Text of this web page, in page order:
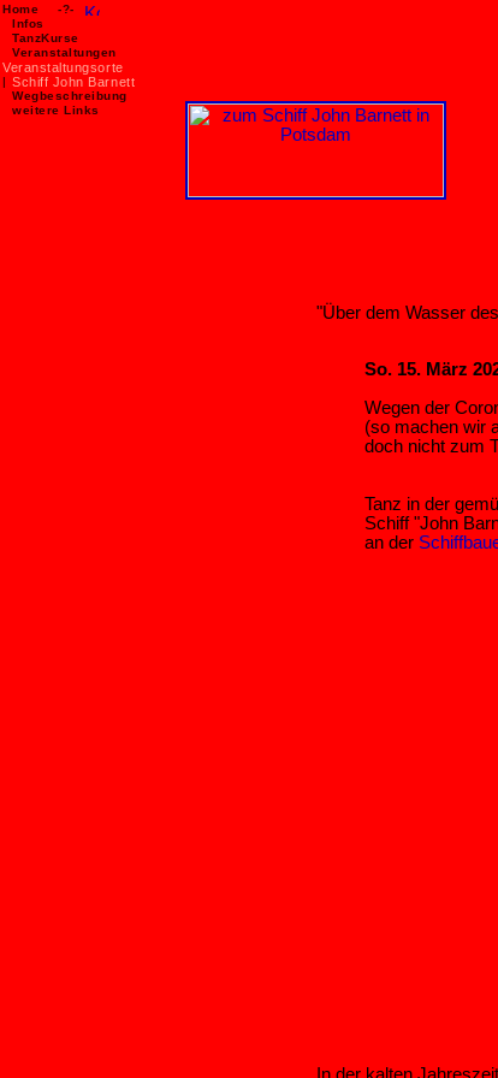
Home
-?-
Infos
TanzKurse
Veranstaltungen
Veranstaltungsorte
| Schiff John Barnett
Wegbeschreibung
weitere Links
"Über dem Wasser
So. 15. März
Wegen der
(so machen wir
doch nicht zum
Tanz in der
Schiff "John
an der